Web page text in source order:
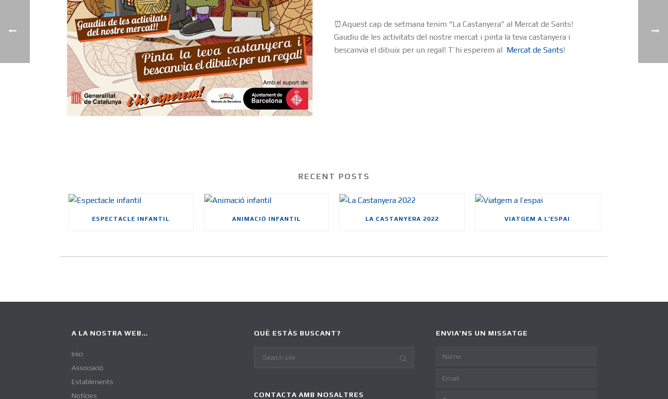
⏰Aquest cap de setmana tenim “La Castanyera” al Mercat de Sants!
Gaudiu de les activitats del nostre mercat i pinta la teva castanyera i
bescanvia el dibuix per un regal! T’hi esperem al Mercat de Sants!
RECENT POSTS
ESPECTACLE INFANTIL ANIMACIÓ INFANTIL LA CASTANYERA 2022 VIATGEM A L’ESPAI
A LA NOSTRA WEB…
Inici
Associació
Establiments
Notícies
QUÈ ESTÀS BUSCANT?
CONTACTA AMB NOSALTRES
ENVIA’NS UN MISSATGE